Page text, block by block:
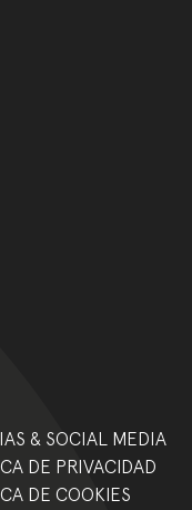
& SOCIAL MEDIA
DE PRIVACIDAD
DE COOKIES